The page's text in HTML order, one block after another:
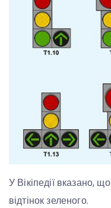
У Вікіпедії вказано, що
відтінок зеленого.